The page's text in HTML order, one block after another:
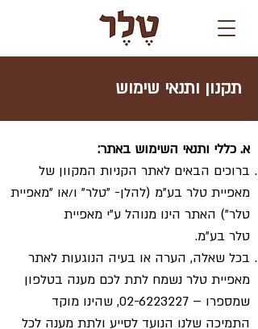
תקנון ותנאי שימוש
א. כללי ותנאי השימוש באתר:
ברוכים הבאים לאתר הקניות המקוון של
מאפיית טלר בע"מ (להלן- "טלר" ו/או ”מאפיית
טלר") האתר הינו מנוהל ע"י מאפיית
טלר בע"מ.
בכל שאלה, הערה או בעיה הנוגעות לאתר
מאפיית טלר נשמח לתת לכם מענה בטלפון
שמספרו – 02-6223227, שהינו מוקד
התמיכה שלנו הנועד לסייע ולתת מענה לכל